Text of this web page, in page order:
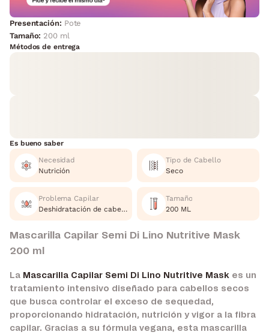
Presentación: Pote
Tamaño: 200 ml
Métodos de entrega
Es bueno saber
Necesidad
Nutrición
Tipo de Cabello
Seco
Problema Capilar
Deshidratación de cabello
Tamaño
200 ML
Mascarilla Capilar Semi Di Lino Nutritive Mask
200 ml
La Mascarilla Capilar Semi Di Lino Nutritive Mask es un
tratamiento intensivo diseñado para cabellos secos
que busca controlar el exceso de sequedad,
proporcionando hidratación, nutrición y vigor a la fibra
capilar. Gracias a su fórmula vegana, esta mascarilla